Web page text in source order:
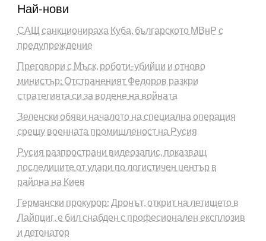
Най-нови
САЩ санкционираха Куба, българското МВнР с
предупреждение
Преговори с Мъск, роботи-убийци и отново
министър: Отстраненият Федоров разкри
стратегията си за водене на войната
Зеленски обяви началото на специална операция
срещу военната промишленост на Русия
Русия разпространи видеозапис, показващ
последиците от удари по логистичен център в
района на Киев
Германски прокурор: Дронът, открит на летището в
Лайпциг, е бил снабден с професионален експлозив
и детонатор